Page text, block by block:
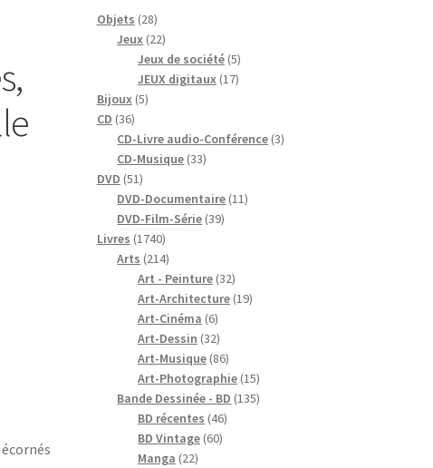
Objets 2828
produits
Jeux 2222
produits
Jeux de société 55
produits
JEUX digitaux 1717
Bijoux 55
CD 3636
produits
CD-Livre audio-Conférence 33
CD-Musique 3333
DVD 5151
produits
DVD-Documentaire 1111
DVD-Film-Série 3939
Livres 17401740
produits
Arts 214214
produits
Art - Peinture 3232
produits
Art-Architecture 1919
Art-Cinéma 66
produits
Art-Dessin 3232
produits
Art-Musique 8686
produits
Art-Photographie 1515
produits
Bande Dessinée - BD 135135
BD récentes 4646
BD Vintage 6060
Manga 2222